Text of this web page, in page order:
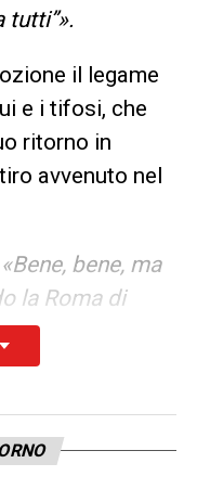
tutti”».
il legame
e i tifosi, che
ritorno in
avvenuto nel
«Bene, bene, ma
la Roma di
visto a
ancora,
è meglio